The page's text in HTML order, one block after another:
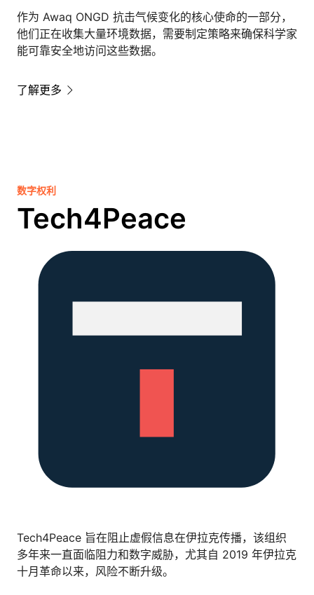
作为 Awaq ONGD 抗击气候变化的核心使命的一部分，
他们正在收集大量环境数据，需要制定策略来确保科学家
能可靠安全地访问这些数据。
了解更多
数字权利
Tech4Peace
Tech4Peace 旨在阻止虚假信息在伊拉克传播，该组织
多年来一直面临阻力和数字威胁，尤其自 2019 年伊拉克
十月革命以来，风险不断升级。